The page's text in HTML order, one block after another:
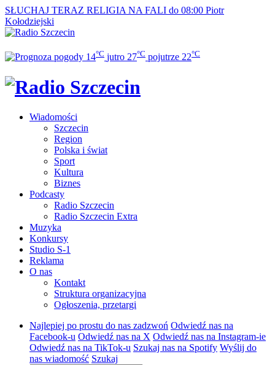
SŁUCHAJ TERAZ RELIGIA NA FALI do 08:00 Piotr
Kołodziejski
14°C jutro 27°C pojutrze 22°C
Wiadomości
Szczecin
Region
Polska i świat
Sport
Kultura
Biznes
Podcasty
Radio Szczecin
Radio Szczecin Extra
Muzyka
Konkursy
Studio S-1
Reklama
O nas
Kontakt
Struktura organizacyjna
Ogłoszenia, przetargi
Najlepiej po prostu do nas zadzwoń Odwiedź nas na
Facebook-u Odwiedź nas na X Odwiedź nas na Instagram-ie
Odwiedź nas na TikTok-u Szukaj nas na Spotify Wyślij do
nas wiadomość Szukaj